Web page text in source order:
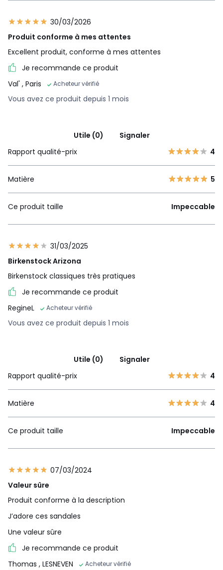
30/03/2026
Produit conforme à mes attentes
Excellent produit, conforme à mes attentes
Je recommande ce produit
Val' , Paris Acheteur vérifié
Vous avez ce produit depuis 1 mois
Utile (0)
Signaler
Rapport qualité-prix
4
Matière 5
Ce produit taille Impeccable
31/03/2025
Birkenstock Arizona
Birkenstock classiques très pratiques
Je recommande ce produit
RegineL
Acheteur vérifié
Vous avez ce produit depuis 1 mois
Utile (0)
Signaler
Rapport qualité-prix
4
Matière 4
Ce produit taille Impeccable
07/03/2024
Valeur sûre
Produit conforme à la description
J’adore ces sandales
Une valeur sûre
Je recommande ce produit
Thomas , LESNEVEN Acheteur vérifié